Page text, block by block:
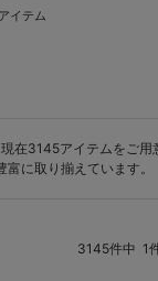
イテム
在3145アイテムをご用
富に取り揃えています。
3145件中 1